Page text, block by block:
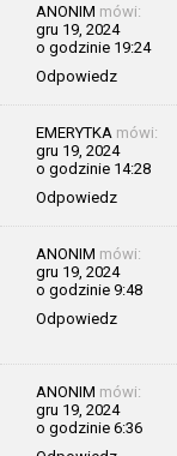
ANONIM mówi:
gru 19, 2024
o godzinie 19:24
Odpowiedz
EMERYTKA mówi:
gru 19, 2024
o godzinie 14:28
Odpowiedz
ANONIM mówi:
gru 19, 2024
o godzinie 9:48
Odpowiedz
ANONIM mówi:
gru 19, 2024
o godzinie 6:36